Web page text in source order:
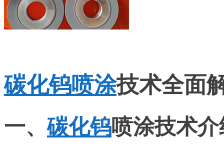
碳化钨喷涂技术全面
一、碳化钨喷涂技术